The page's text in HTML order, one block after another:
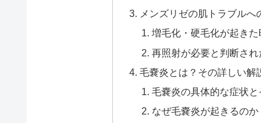
メンズリゼの肌トラブルへ
増毛化・硬毛化が起き
再照射が必要と判断さ
毛嚢炎とは？その詳しい解
毛嚢炎の具体的な症状
なぜ毛嚢炎が起きるのか